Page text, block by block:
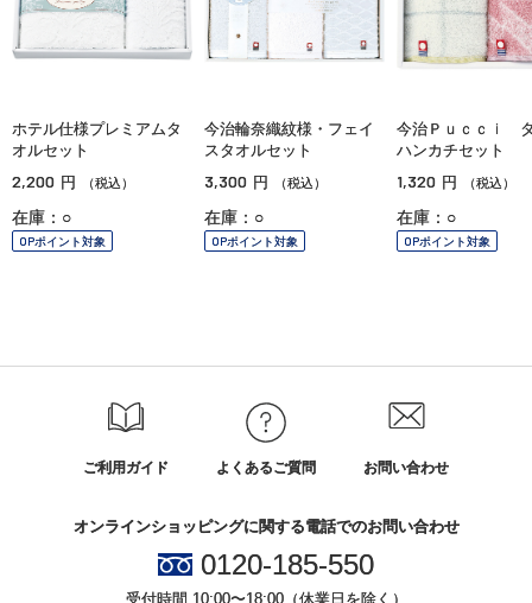
ホテル仕様プレミアムタ
オルセット
2,200 円 （税込）
在庫：○
OPポイント対象
今治輪奈織紋様・フェイ
スタオルセット
3,300 円 （税込）
在庫：○
OPポイント対象
今治Ｐｕｃｃｉ
ハンカチセット
1,320 円 （税込）
在庫：○
OPポイント対象
ご利用ガイド よくあるご質問 お問い合わせ
オンラインショッピングに関する電話でのお問い合わせ
0120-185-550
受付時間 10:00〜18:00（休業日を除く）